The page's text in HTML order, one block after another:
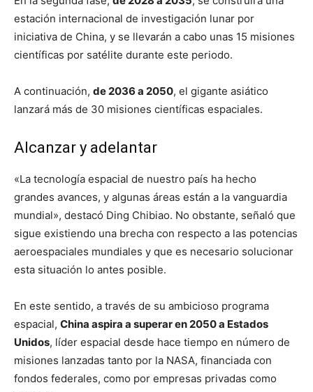
estación internacional de investigación lunar por
iniciativa de China, y se llevarán a cabo unas 15 misiones
científicas por satélite durante este periodo.
A continuación, de 2036 a 2050, el gigante asiático
lanzará más de 30 misiones científicas espaciales.
Alcanzar y adelantar
«La tecnología espacial de nuestro país ha hecho
grandes avances, y algunas áreas están a la vanguardia
mundial», destacó Ding Chibiao. No obstante, señaló que
sigue existiendo una brecha con respecto a las potencias
aeroespaciales mundiales y que es necesario solucionar
esta situación lo antes posible.
En este sentido, a través de su ambicioso programa
espacial, China aspira a superar en 2050 a Estados
Unidos, líder espacial desde hace tiempo en número de
misiones lanzadas tanto por la NASA, financiada con
fondos federales, como por empresas privadas como